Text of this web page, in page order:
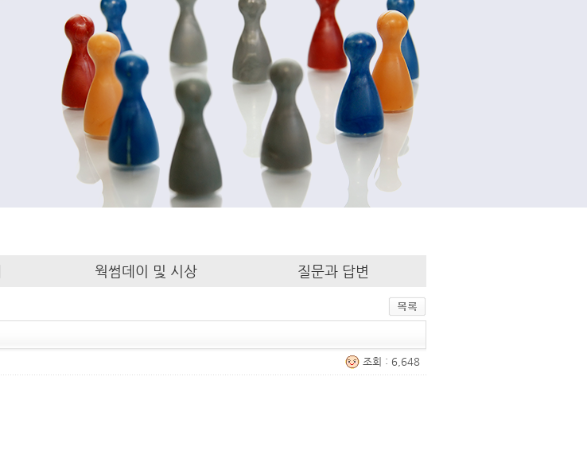
웍썸데이 및 시상 질문과 답변
조회 : 6,648